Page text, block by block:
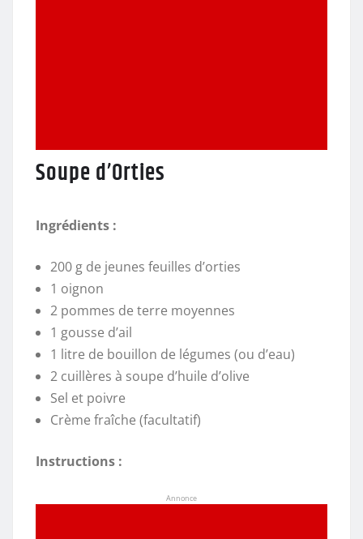
Soupe d’Orties
Ingrédients :
200 g de jeunes feuilles d’orties
1 oignon
2 pommes de terre moyennes
1 gousse d’ail
1 litre de bouillon de légumes (ou d’eau)
2 cuillères à soupe d’huile d’olive
Sel et poivre
Crème fraîche (facultatif)
Instructions :
Annonce